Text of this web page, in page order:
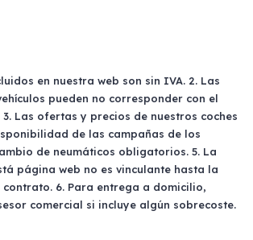
en nuestra web son sin IVA. 2. Las
pueden no corresponder con el
Las ofertas y precios de nuestros coches
de las campañas de los
de neumáticos obligatorios. 5. La
página web no es vinculante hasta la
6. Para entrega a domicilio,
comercial si incluye algún sobrecoste.